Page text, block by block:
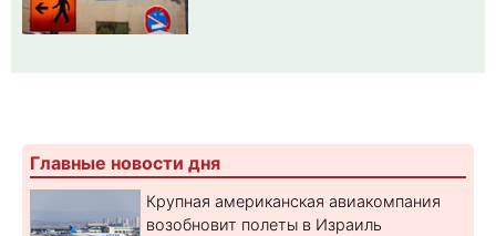
Главные новости дня
Крупная американская авиакомпания
возобновит полеты в Израиль